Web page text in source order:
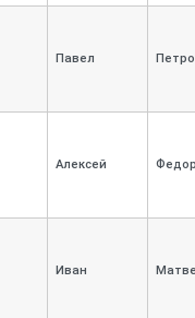
Павел
Алексей
Иван